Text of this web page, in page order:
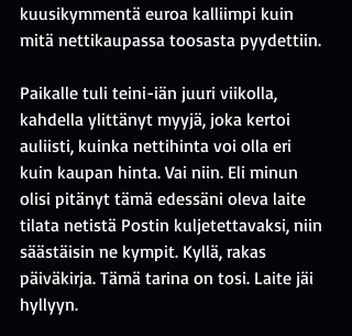
kuusikymmentä euroa kalliimpi kuin
mitä nettikaupassa toosasta pyydettiin.
Paikalle tuli teini-iän juuri viikolla,
kahdella ylittänyt myyjä, joka kertoi
auliisti, kuinka nettihinta voi olla eri
kuin kaupan hinta. Vai niin. Eli minun
olisi pitänyt tämä edessäni oleva laite
tilata netistä Postin kuljetettavaksi, niin
säästäisin ne kympit. Kyllä, rakas
päiväkirja. Tämä tarina on tosi. Laite jäi
hyllyyn.